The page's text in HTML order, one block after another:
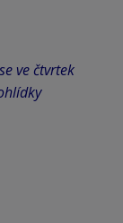
ve čtvrtek